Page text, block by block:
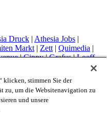
Druck | Athesia Jobs |
Markt | Zett | Quimedia |
|Cippy|Grafus|Loeff
klicken, stimmen Sie der
zu, um die Websitenavigation zu
und unsere